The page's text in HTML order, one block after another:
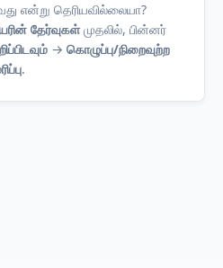
என்று தெரியவில்லையா?
தேர்வுகள்முதலில், பின்னர்
→கொழுப்பு/நிறைவுற்ற
.